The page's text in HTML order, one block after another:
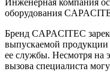
оборудования
Бренд CAPACITEC
выпускаемой
ее службы. Несмотря на
вызова специалиста